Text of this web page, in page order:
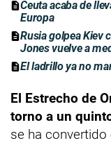
Ceuta acaba de
Europa
Rusia golpea Kiev
Jones vuelve a
El ladrillo ya no
El Estrecho de
torno a un
se ha convertido